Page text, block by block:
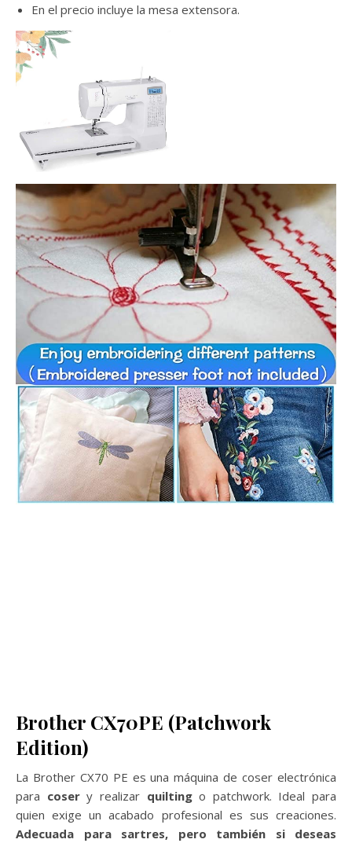
En el precio incluye la mesa extensora.
Brother CX70PE (Patchwork
Edition)
La Brother CX70 PE es una máquina de coser electrónica
para cosery realizar quiltingo patchwork. Ideal para
quien exige un acabado profesional es sus creaciones.
Adecuada para sartres, pero también si deseas